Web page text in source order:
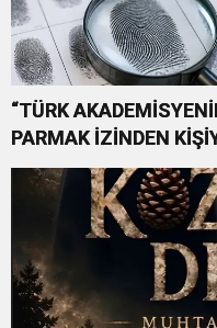
“TÜRK
PARMAK İZİNDEN